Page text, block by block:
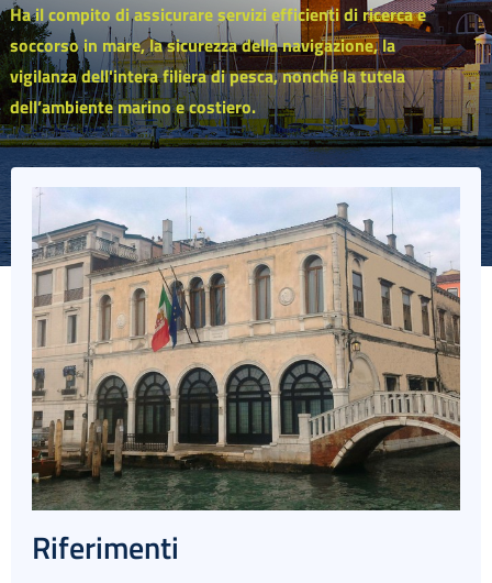
English
Ha il compito di assicurare servizi efficienti di ricerca e
soccorso in mare, la sicurezza della navigazione, la
vigilanza dell'intera filiera di pesca, nonché la tutela
dell’ambiente marino e costiero.
Riferimenti